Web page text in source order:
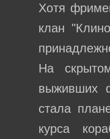
Хотя
клан
На
выживших
стала
курса